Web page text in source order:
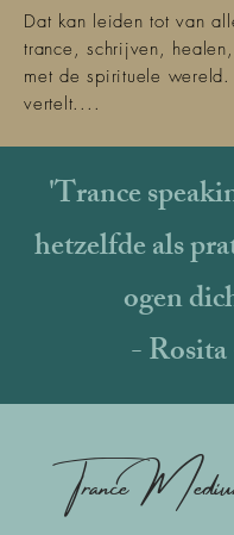
Dat kan leiden tot van
trance, schrijven,
met de spirituele wereld.
vertelt....
'Trance
hetzelfde als
ogen
-
Trance